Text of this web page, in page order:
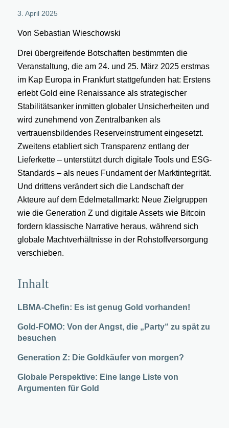
3. April 2025
Von Sebastian Wieschowski
Drei übergreifende Botschaften bestimmten die
Veranstaltung, die am 24. und 25. März 2025 erstmas
im Kap Europa in Frankfurt stattgefunden hat: Erstens
erlebt Gold eine Renaissance als strategischer
Stabilitätsanker inmitten globaler Unsicherheiten und
wird zunehmend von Zentralbanken als
vertrauensbildendes Reserveinstrument eingesetzt.
Zweitens etabliert sich Transparenz entlang der
Lieferkette – unterstützt durch digitale Tools und ESG-
Standards – als neues Fundament der Marktintegrität.
Und drittens verändert sich die Landschaft der
Akteure auf dem Edelmetallmarkt: Neue Zielgruppen
wie die Generation Z und digitale Assets wie Bitcoin
fordern klassische Narrative heraus, während sich
globale Machtverhältnisse in der Rohstoffversorgung
verschieben.
Inhalt
LBMA-Chefin: Es ist genug Gold vorhanden!
Gold-FOMO: Von der Angst, die „Party“ zu spät zu
besuchen
Generation Z: Die Goldkäufer von morgen?
Globale Perspektive: Eine lange Liste von
Argumenten für Gold